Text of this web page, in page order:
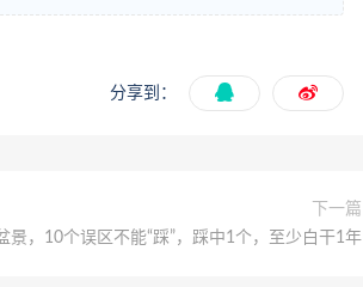
分享到：
下一篇
景，10个误区不能“踩”，踩中1个，至少白干1年